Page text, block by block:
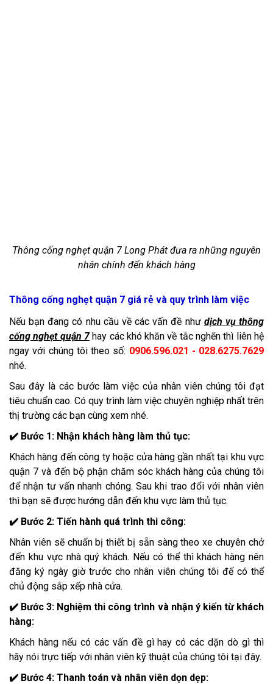
Thông cống nghẹt quận 7 Long Phát đưa ra những nguyên
nhân chính đến khách hàng
Thông cống nghẹt quận 7 giá rẻ và quy trình làm việc
Nếu bạn đang có nhu cầu về các vấn đề như dịch vụ thông
cống nghẹt quận 7hay các khó khăn về tắc nghẽn thì liên hệ
ngay với chúng tôi theo số: 0906.596.021 - 028.6275.7629
nhé.
Sau đây là các bước làm việc của nhân viên chúng tôi đạt
tiêu chuẩn cao. Có quy trình làm việc chuyên nghiệp nhất trên
thị trường các bạn cùng xem nhé.
✔️ Bước 1: Nhận khách hàng làm thủ tục:
Khách hàng đến công ty hoặc cửa hàng gần nhất tại khu vực
quận 7 và đến bộ phận chăm sóc khách hàng của chúng tôi
để nhận tư vấn nhanh chóng. Sau khi trao đổi với nhân viên
thì bạn sẽ được hướng dẫn đến khu vực làm thủ tục.
✔️ Bước 2: Tiến hành quá trình thi công:
Nhân viên sẽ chuẩn bị thiết bị sẵn sàng theo xe chuyên chở
đến khu vực nhà quý khách. Nếu có thể thì khách hàng nên
đăng ký ngày giờ trước cho nhân viên chúng tôi để có thể
chủ động sắp xếp nhà cửa.
✔️ Bước 3: Nghiệm thi công trình và nhận ý kiến từ khách
hàng:
Khách hàng nếu có các vấn đề gì hay có các dặn dò gì thì
hãy nói trực tiếp với nhân viên kỹ thuật của chúng tôi tại đây.
✔️ Bước 4: Thanh toán và nhân viên dọn dẹp: